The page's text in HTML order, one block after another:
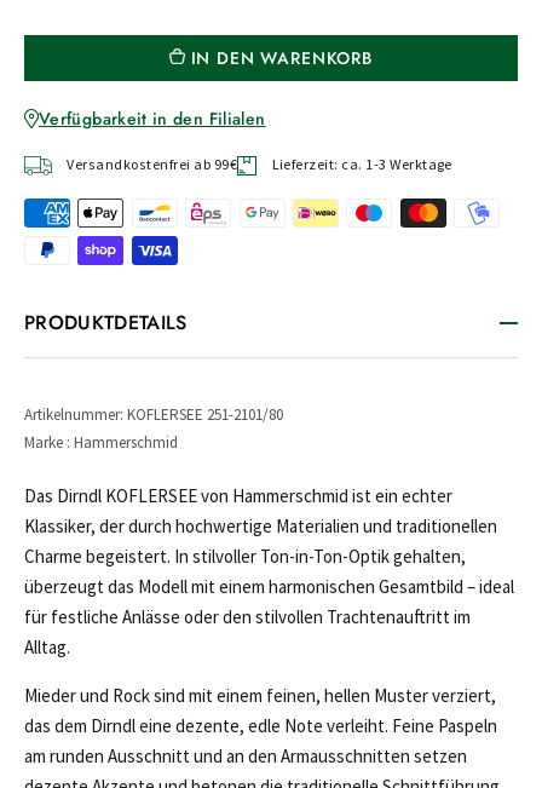
IN DEN WARENKORB
Verfügbarkeit in den Filialen
Versandkostenfrei ab 99€ Lieferzeit: ca. 1-3 Werktage
PRODUKTDETAILS
Artikelnummer: KOFLERSEE 251-2101/80
Marke : Hammerschmid
Das Dirndl KOFLERSEE von Hammerschmid ist ein echter
Klassiker, der durch hochwertige Materialien und traditionellen
Charme begeistert. In stilvoller Ton-in-Ton-Optik gehalten,
überzeugt das Modell mit einem harmonischen Gesamtbild – ideal
für festliche Anlässe oder den stilvollen Trachtenauftritt im
Alltag.
Mieder und Rock sind mit einem feinen, hellen Muster verziert,
das dem Dirndl eine dezente, edle Note verleiht. Feine Paspeln
am runden Ausschnitt und an den Armausschnitten setzen